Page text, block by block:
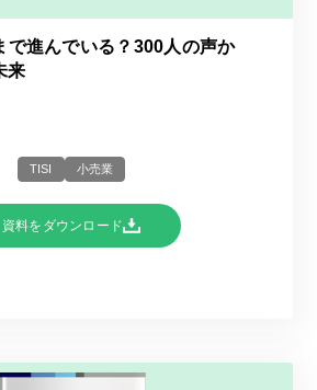
で進んでいる？​300人の声か
来​
TISI 小売業
資料をダウンロード